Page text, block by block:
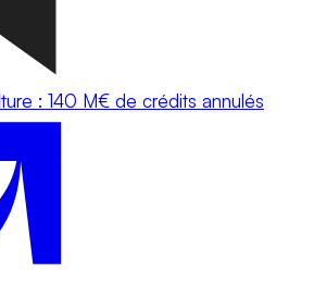
: 140 M€ de crédits annulés